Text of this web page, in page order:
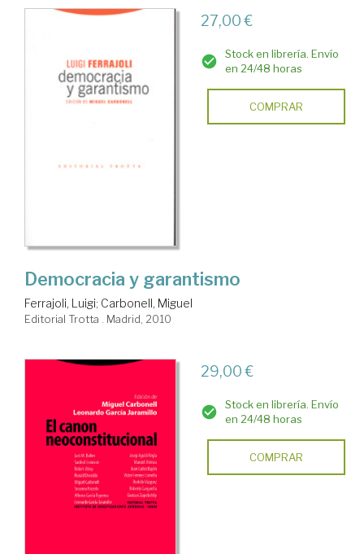
27,00 €
Stock en librería. Envío
en 24/48 horas
COMPRAR
Democracia y garantismo
Ferrajoli, Luigi; Carbonell, Miguel
Editorial Trotta . Madrid, 2010
29,00 €
Stock en librería. Envío
en 24/48 horas
COMPRAR